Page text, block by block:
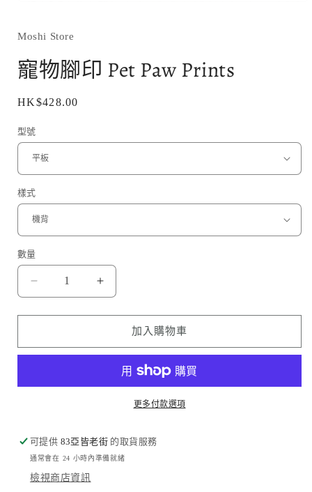
動
窗
中
啟
媒
體
1
Moshi Store
寵物腳印 Pet Paw Prints
定
HK$428.00
型號
樣式
數量
印
Pet
Prints
減
少
印
Pet
Paw
Prints
增
加
加入購物車
更多付款選項
可提供 83亞皆老街 的取貨服務
通常會在 24 小時內準備就緒
檢視商店資訊